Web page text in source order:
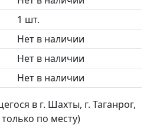
1 шт.
Нет в наличии
Нет в наличии
Нет в наличии
в г. Шахты, г. Таганрог,
по месту)